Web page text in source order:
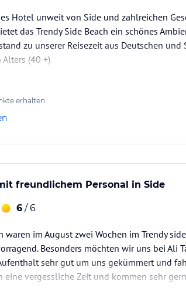
Hotel unweit von Side und zahlreichen
das Trendy Side Beach ein schönes
zu unserer Reisezeit aus Deutschen
(40 +)
erhalten
freundlichem Personal in Side
6 / 6
im August zwei Wochen im Trendy
Besonders möchten wir uns bei Ali
sehr gut um uns gekümmert und
eine vergessliche Zeit und kommen sehr